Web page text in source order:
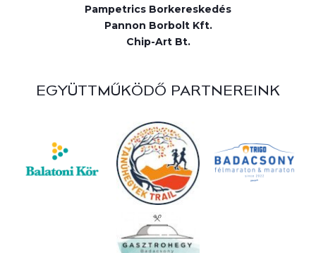
Pampetrics Borkereskedés
Pannon Borbolt Kft.
Chip-Art Bt.
EGYÜTTMŰKÖDŐ PARTNEREINK